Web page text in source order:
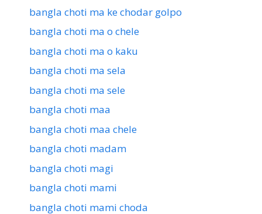
bangla choti ma ke chodar golpo
bangla choti ma o chele
bangla choti ma o kaku
bangla choti ma sela
bangla choti ma sele
bangla choti maa
bangla choti maa chele
bangla choti madam
bangla choti magi
bangla choti mami
bangla choti mami choda